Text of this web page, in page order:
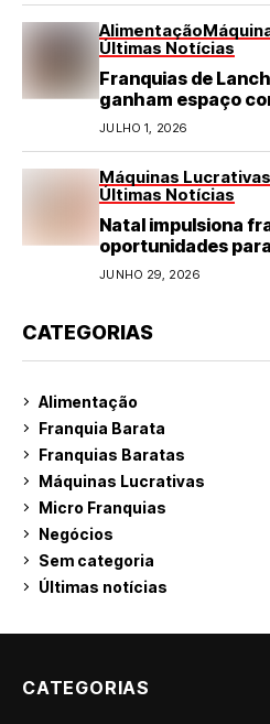
Alimentação
Últimas Notícias
Franquias de
ganham espaço
refeições rápidas e
JULHO 1, 2026
Máquinas Lucrativas
Últimas Notícias
Natal impulsiona
oportunidades
do varejo
JUNHO 29, 2026
CATEGORIAS
Alimentação
Franquia Barata
Franquias Baratas
Máquinas Lucrativas
Micro Franquias
Negócios
Sem categoria
Últimas notícias
CATEGORIAS